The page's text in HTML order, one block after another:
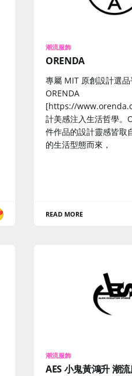
潮流服飾
ORENDA
專屬 MIT 原創設計選品
ORENDA
[https://
計美感注入生活哲學。
件作品的設計靈感皆取
的生活型態而來，
READ MORE
潮流服飾
AES 小鬼黃鴻升 潮